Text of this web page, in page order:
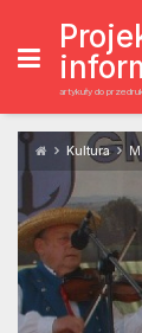
content
artykuły do
Kultura